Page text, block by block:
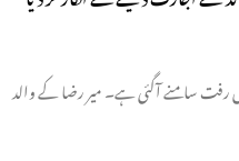
رفت سامنے آگئی ہے۔ میر رضا کے والد